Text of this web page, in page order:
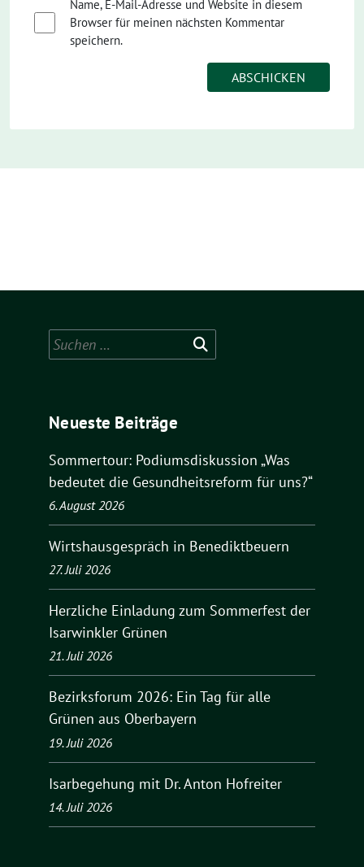
Name, E-Mail-Adresse und Website in diesem
Browser für meinen nächsten Kommentar
speichern.
Suchen
nach:
Neueste Beiträge
Sommertour: Podiumsdiskussion „Was
bedeutet die Gesundheitsreform für uns?“
6. August 2026
Wirtshausgespräch in Benediktbeuern
27. Juli 2026
Herzliche Einladung zum Sommerfest der
Isarwinkler Grünen
21. Juli 2026
Bezirksforum 2026: Ein Tag für alle
Grünen aus Oberbayern
19. Juli 2026
Isarbegehung mit Dr. Anton Hofreiter
14. Juli 2026